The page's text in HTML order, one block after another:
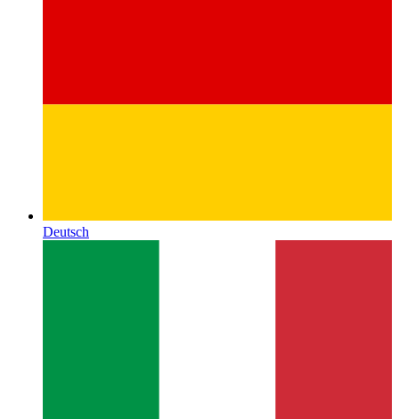
Deutsch